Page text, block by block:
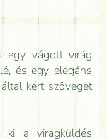
egy vágott virág
és egy elegáns
kért szöveget
ki a virágküldés